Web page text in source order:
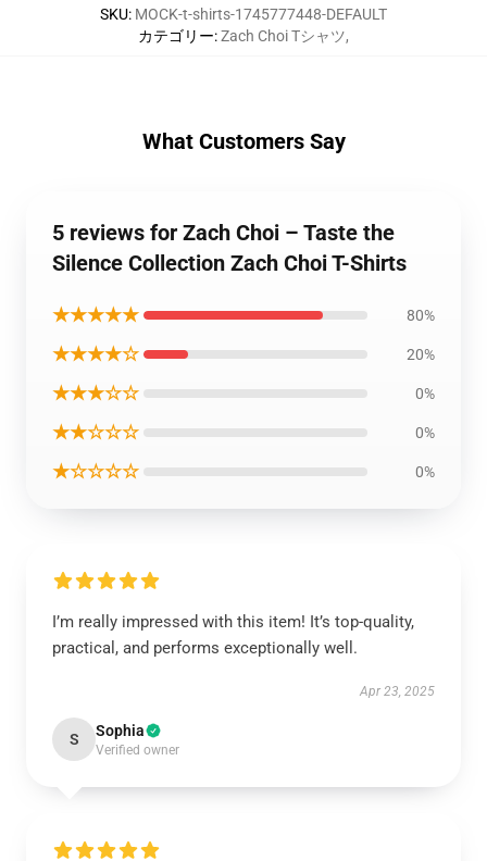
SKU: MOCK-t-shirts-1745777448-DEFAULT
カテゴリー:Zach Choi Tシャツ,
What Customers Say
5 reviews for Zach Choi – Taste the
Silence Collection Zach Choi T-Shirts
★★★★★ 80%
★★★★☆ 20%
★★★☆☆ 0%
★★☆☆☆ 0%
★☆☆☆☆ 0%
I’m really impressed with this item! It’s top-quality,
practical, and performs exceptionally well.
Apr 23, 2025
S Sophia
Verified owner